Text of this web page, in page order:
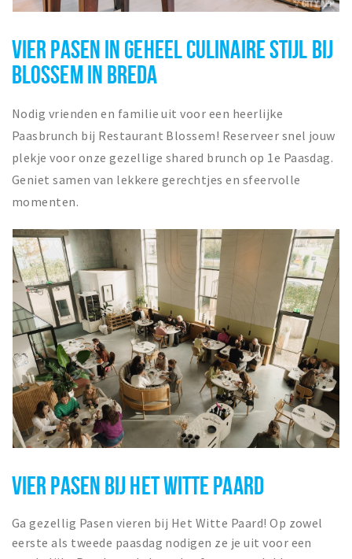
VIER PASEN IN GEHEEL CULINAIRE STIJL BIJ
BLOSSEM IN BREDA
Nodig vrienden en familie uit voor een heerlijke
Paasbrunch bij Restaurant Blossem! Reserveer snel jouw
plekje voor onze gezellige shared brunch op 1e Paasdag.
Geniet samen van lekkere gerechtjes en sfeervolle
momenten.
VIER PASEN BIJ HET WITTE PAARD
Ga gezellig Pasen vieren bij Het Witte Paard! Op zowel
eerste als tweede paasdag nodigen ze je uit voor een